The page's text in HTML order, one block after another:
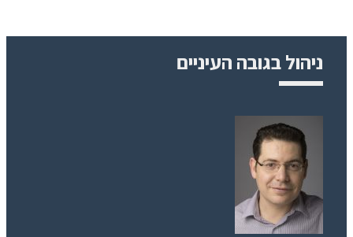
ניהול בגובה העיניים